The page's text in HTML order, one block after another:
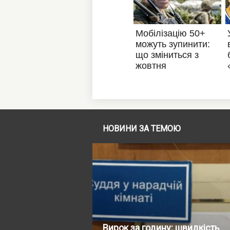
НОВИНИ ЗА ТЕМОЮ
Вирок за годину: швидкість